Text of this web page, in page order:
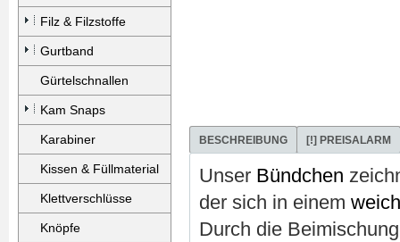
Filz & Filzstoffe
Gurtband
Gürtelschnallen
Kam Snaps
Karabiner
Kissen & Füllmaterial
Klettverschlüsse
Knöpfe
BESCHREIBUNG [!] PREISALARM
Unser Bündchen
der sich in einem
Durch die